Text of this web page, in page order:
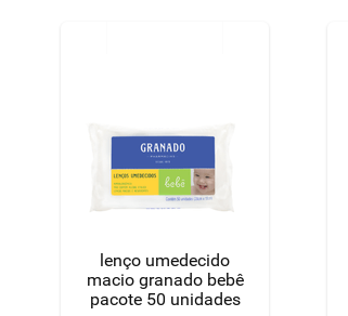
lenço umedecido
macio granado bebê
pacote 50 unidades